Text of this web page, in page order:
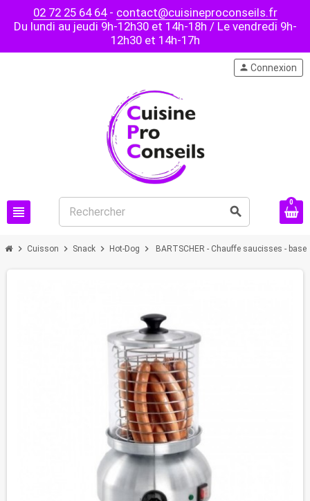
02 72 25 64 64- contact@cuisineproconseils.fr
Du lundi au jeudi 9h-12h30 et 14h-18h / Le vendredi 9h-
12h30 et 14h-17h
view_headline search
person Connexion
0
chevron_right Cuisson chevron_right Snack chevron_right Hot-Dog chevron_right BARTSCHER - Chauffe saucisses - base